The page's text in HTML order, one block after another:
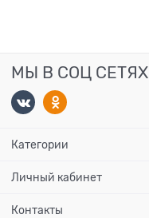
МЫ В СОЦ СЕТЯХ
Категории
Личный кабинет
Контакты